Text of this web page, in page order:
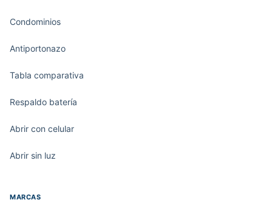
Condominios
Antiportonazo
Tabla comparativa
Respaldo batería
Abrir con celular
Abrir sin luz
MARCAS